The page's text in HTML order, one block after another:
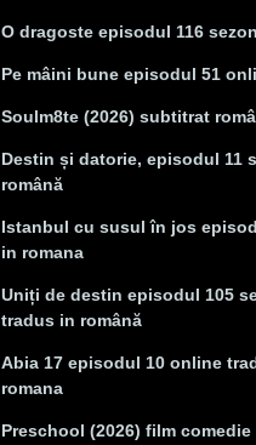
O dragoste episodul 116
Pe mâini bune episodul 51
Soulm8te (2026) subtitrat
Destin și datorie, episodul 11
română
Istanbul cu susul în jos
in romana
Uniți de destin episodul 105
tradus in română
Abia 17 episodul 10 online
romana
Preschool (2026) film comedie